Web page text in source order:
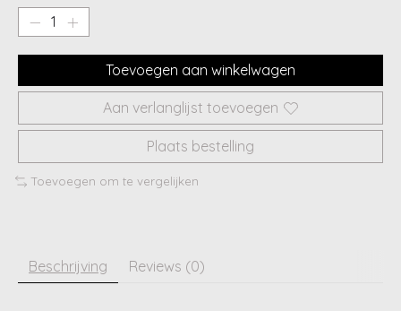
Toevoegen aan winkelwagen
Aan verlanglijst toevoegen
Plaats bestelling
Toevoegen om te vergelijken
Beschrijving Reviews (0)